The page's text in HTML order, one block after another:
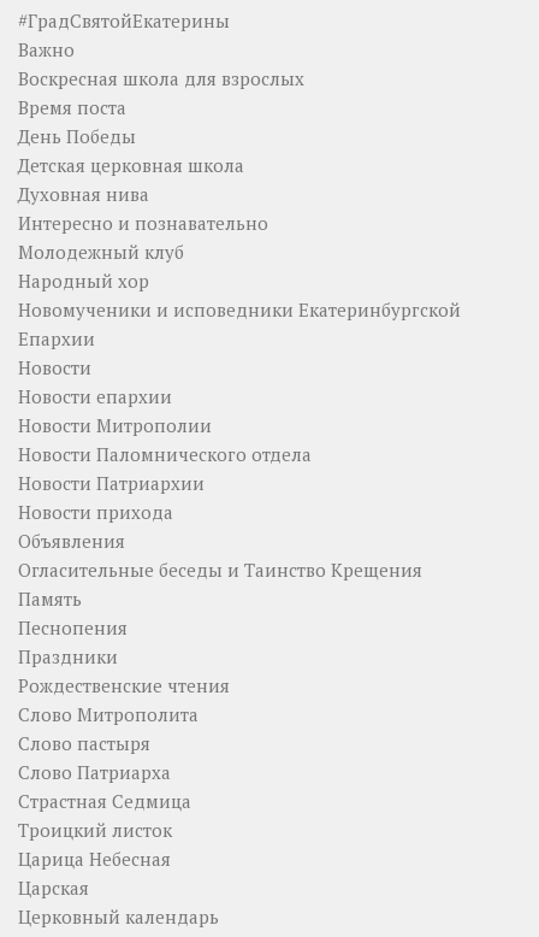
#ГрадСвятойЕкатерины
Важно
Воскресная школа для взрослых
Время поста
День Победы
Детская церковная школа
Духовная нива
Интересно и познавательно
Молодежный клуб
Народный хор
Новомученики и исповедники Екатеринбургской
Епархии
Новости
Новости епархии
Новости Митрополии
Новости Паломнического отдела
Новости Патриархии
Новости прихода
Объявления
Огласительные беседы и Таинство Крещения
Память
Песнопения
Праздники
Рождественские чтения
Слово Митрополита
Слово пастыря
Слово Патриарха
Страстная Седмица
Троицкий листок
Царица Небесная
Царская
Церковный календарь